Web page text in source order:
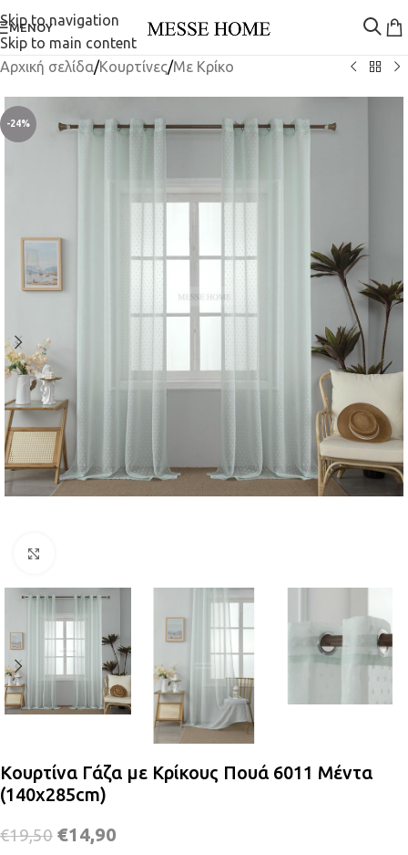
Skip to navigation
Skip to main content
ΜΕΝΟΎ
Αρχική σελίδα/Κουρτίνες/Mε Κρίκο
-24%
Κουρτίνα Γάζα με Κρίκους Πουά 6011 Μέντα
(140x285cm)
€19,50 €14,90